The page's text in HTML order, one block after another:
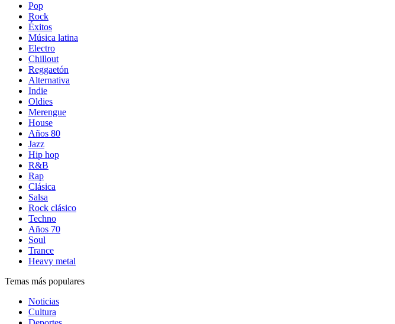
Pop
Rock
Éxitos
Música latina
Electro
Chillout
Reggaetón
Alternativa
Indie
Oldies
Merengue
House
Años 80
Jazz
Hip hop
R&B
Rap
Clásica
Salsa
Rock clásico
Techno
Años 70
Soul
Trance
Heavy metal
Temas más populares
Noticias
Cultura